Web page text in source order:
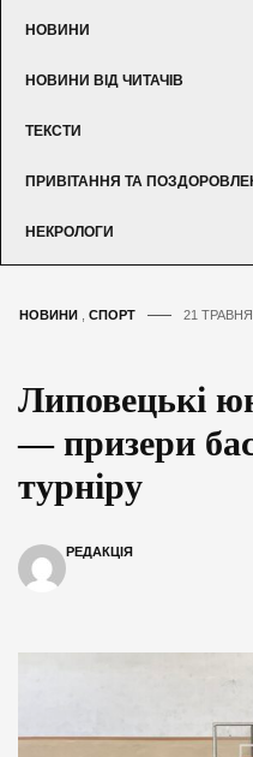
НОВИНИ
НОВИНИ ВІД ЧИТАЧІВ
ТЕКСТИ
ПРИВІТАННЯ ТА
НЕКРОЛОГИ
НОВИНИ СПОРТ 21
Липовецькі
— призери
турніру
РЕДАКЦІЯ